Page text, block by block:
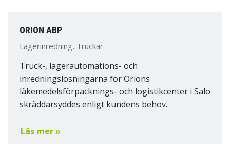
ORION ABP
Lagerinredning, Truckar
Truck-, lagerautomations- och
inredningslösningarna för Orions
läkemedelsförpacknings- och logistikcenter i Salo
skräddarsyddes enligt kundens behov.
Läs mer »